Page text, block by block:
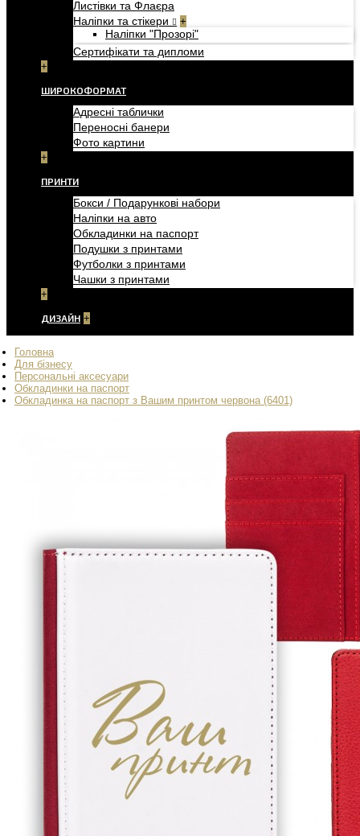
Листівки та Флаєра
Наліпки та стікери
+
Наліпки "Прозорі"
Сертифікати та дипломи
+
ШИРОКОФОРМАТ
Адресні таблички
Переносні банери
Фото картини
+
ПРИНТИ
Бокси / Подарункові набори
Наліпки на авто
Обкладинки на паспорт
Подушки з принтами
Футболки з принтами
Чашки з принтами
+
ДИЗАЙН +
Головна
Для бізнесу
Персональні аксесуари
Обкладинки на паспорт
Обкладинка на паспорт з Вашим принтом червона (6401)